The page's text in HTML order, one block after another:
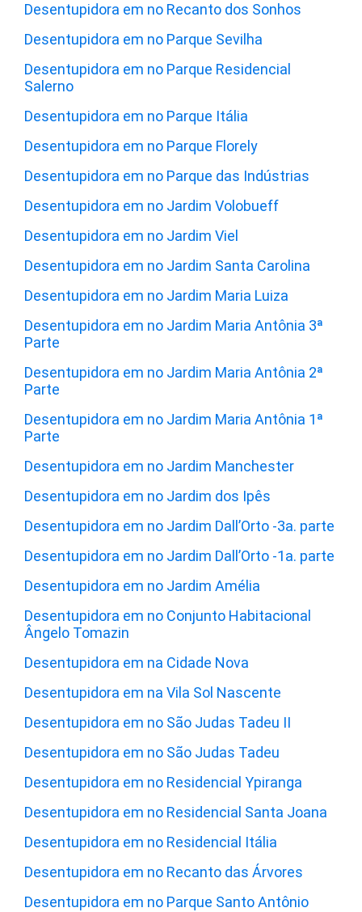
Desentupidora em no Recanto dos Sonhos
Desentupidora em no Parque Sevilha
Desentupidora em no Parque Residencial
Salerno
Desentupidora em no Parque Itália
Desentupidora em no Parque Florely
Desentupidora em no Parque das Indústrias
Desentupidora em no Jardim Volobueff
Desentupidora em no Jardim Viel
Desentupidora em no Jardim Santa Carolina
Desentupidora em no Jardim Maria Luiza
Desentupidora em no Jardim Maria Antônia 3ª
Parte
Desentupidora em no Jardim Maria Antônia 2ª
Parte
Desentupidora em no Jardim Maria Antônia 1ª
Parte
Desentupidora em no Jardim Manchester
Desentupidora em no Jardim dos Ipês
Desentupidora em no Jardim Dall’Orto -3a. parte
Desentupidora em no Jardim Dall’Orto -1a. parte
Desentupidora em no Jardim Amélia
Desentupidora em no Conjunto Habitacional
Ângelo Tomazin
Desentupidora em na Cidade Nova
Desentupidora em na Vila Sol Nascente
Desentupidora em no São Judas Tadeu II
Desentupidora em no São Judas Tadeu
Desentupidora em no Residencial Ypiranga
Desentupidora em no Residencial Santa Joana
Desentupidora em no Residencial Itália
Desentupidora em no Recanto das Árvores
Desentupidora em no Parque Santo Antônio